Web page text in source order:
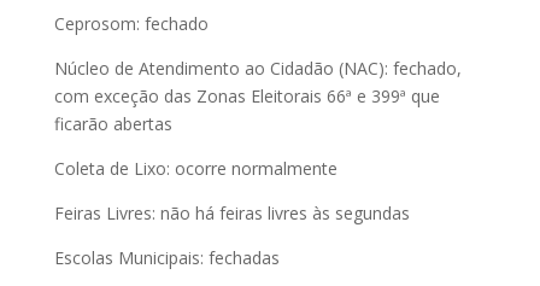
Ceprosom: fechado
Núcleo de Atendimento ao Cidadão (NAC): fechado,
com exceção das Zonas Eleitorais 66ª e 399ª que
ficarão abertas
Coleta de Lixo: ocorre normalmente
Feiras Livres: não há feiras livres às segundas
Escolas Municipais: fechadas